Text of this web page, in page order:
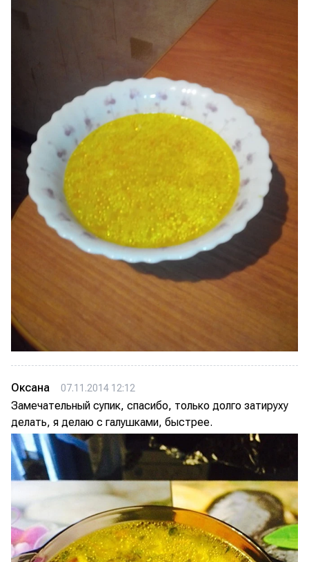
Оксана 07.11.2014 12:12
Замечательный супик, спасибо, только долго затируху
делать, я делаю с галушками, быстрее.